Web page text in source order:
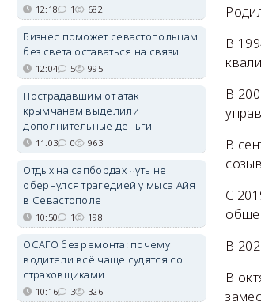
В
В
В
С
В
В
12:18 1 682
Бизнес поможет севастопольцам
без света оставаться на связи
12:04 5 995
Пострадавшим от атак
крымчанам выделили
дополнительные деньги
11:03 0 963
Отдых на сапбордах чуть не
обернулся трагедией у мыса Айя
в Севастополе
10:50 1 198
ОСАГО без ремонта: почему
водители всё чаще судятся со
страховщиками
10:16 3 326